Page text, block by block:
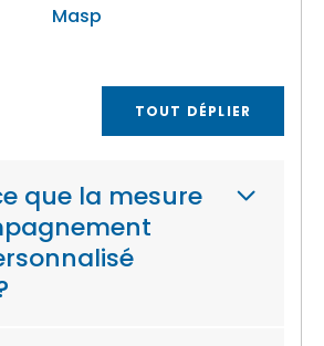
Masp
TOUT DÉPLIER
que la mesure